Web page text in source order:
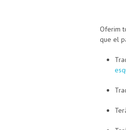
Oferim
que el